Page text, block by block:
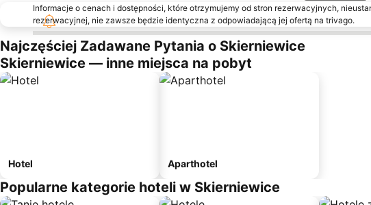
Informacje o cenach i dostępności, które otrzymujemy od stron rezerwacyjnych,
rezerwacyjnej, nie zawsze będzie identyczna z odpowiadającą jej ofertą na trivago.
Najczęściej Zadawane Pytania o Skierniewice
Skierniewice — inne miejsca na pobyt
Hotel Aparthotel
Popularne kategorie hoteli w Skierniewice